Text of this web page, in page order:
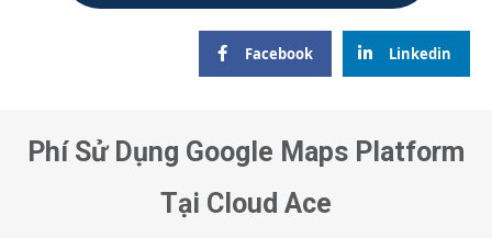
Facebook Linkedin
Phí Sử Dụng Google Maps Platform
Tại Cloud Ace